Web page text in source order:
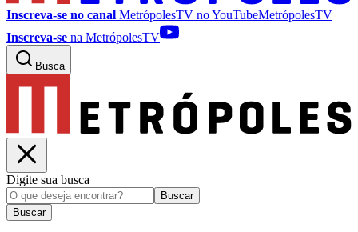
Inscreva-se no canal MetrópolesTV noYouTubeMetrópolesTV
Inscreva-se na MetrópolesTV
Busca
Digite sua busca
Buscar
Buscar